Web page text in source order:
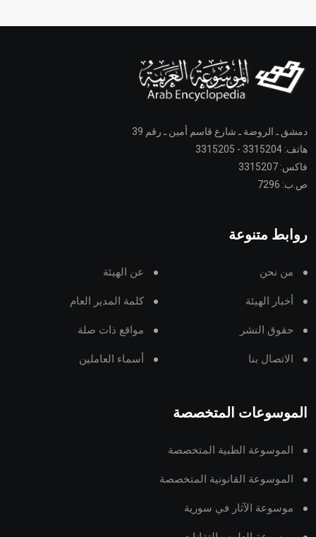
دمشق ـ الروضة ـ شارع قاسم أمين ـ رقم 39
هاتف: 3315204 - 3315205
فاكس: 3315207
ص.ب: 7296
روابط متنوعة
من نحن عن الهيئة
أخبار الهيئة كلمة المدير العام
حقوق النشر مواقع ذات صلة
الاتصال بنا أسماء العاملين
الموسوعات المتخصصة
الموسوعة الطبية المتخصصة
الموسوعة القانونية المتخصصة
موسوعة الآثار في سورية